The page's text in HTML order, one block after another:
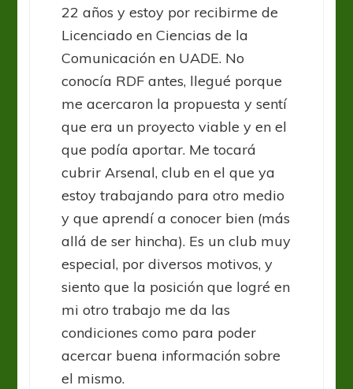
22 años y estoy por recibirme de
Licenciado en Ciencias de la
Comunicación en UADE. No
conocía RDF antes, llegué porque
me acercaron la propuesta y sentí
que era un proyecto viable y en el
que podía aportar. Me tocará
cubrir Arsenal, club en el que ya
estoy trabajando para otro medio
y que aprendí a conocer bien (más
allá de ser hincha). Es un club muy
especial, por diversos motivos, y
siento que la posición que logré en
mi otro trabajo me da las
condiciones como para poder
acercar buena información sobre
el mismo.